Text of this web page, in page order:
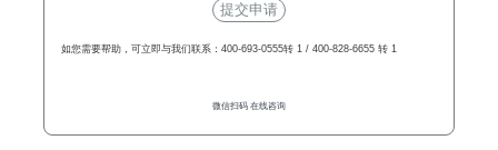
提交申请
如您需要帮助，可立即与我们联系：400-693-0555转 1 / 400-828-6655 转 1
微信扫码 在线咨询